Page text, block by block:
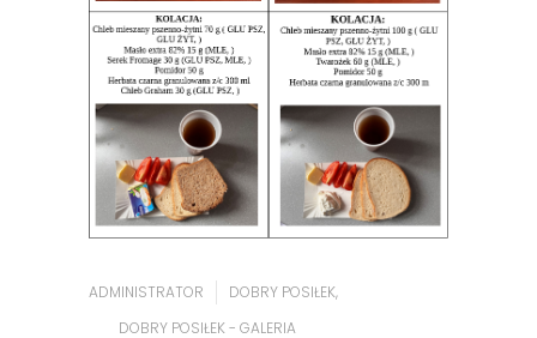
ADMINISTRATOR DOBRY POSIŁEK,
DOBRY POSIŁEK - GALERIA